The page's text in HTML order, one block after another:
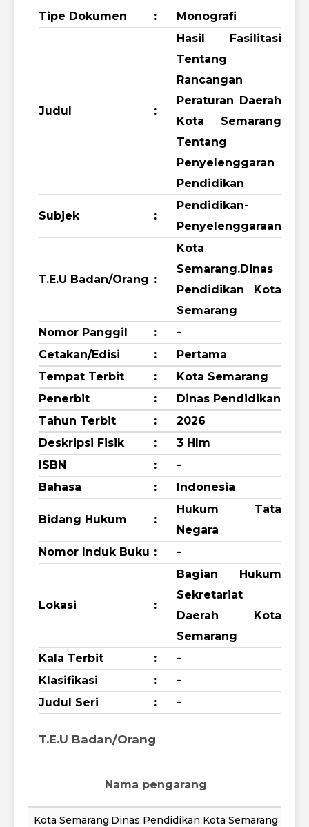
Tipe Dokumen : Monografi
Judul :
Hasil Fasilitasi
Tentang
Rancangan
Peraturan Daerah
Kota Semarang
Tentang
Penyelenggaran
Pendidikan
Subjek :
Pendidikan-
Penyelenggaraan
T.E.U Badan/Orang :
Kota
Semarang.Dinas
Pendidikan Kota
Semarang
Nomor Panggil
:
-
Cetakan/Edisi
:
Pertama
Tempat Terbit
:
Kota Semarang
Penerbit
:
Dinas Pendidikan
Tahun Terbit
:
2026
Deskripsi Fisik
:
3 Hlm
ISBN
:
-
Bahasa
: Indonesia
Bidang Hukum :
Hukum Tata
Negara
Nomor Induk Buku : -
Lokasi :
Bagian Hukum
Sekretariat
Daerah Kota
Semarang
Kala Terbit
:
-
Klasifikasi
:
-
Judul Seri
: -
T.E.U Badan/Orang
Nama pengarang
Kota Semarang.Dinas Pendidikan Kota Semarang